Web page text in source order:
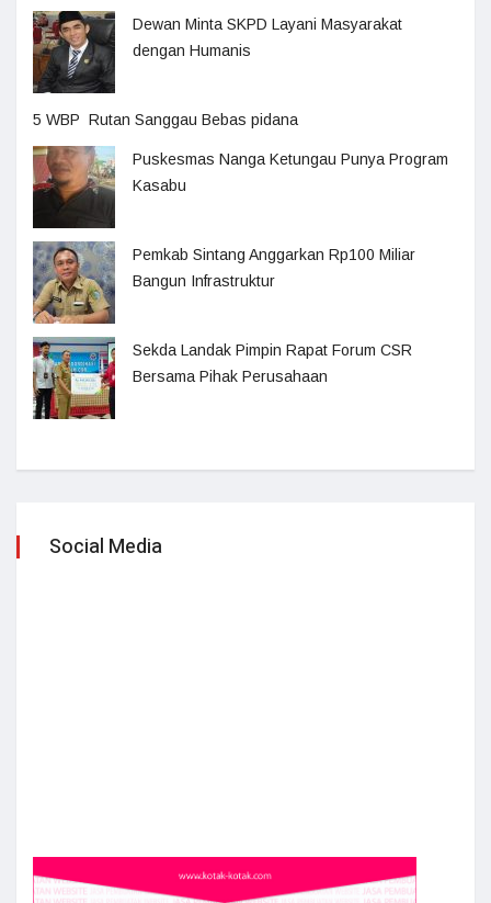
Dewan Minta SKPD Layani Masyarakat
dengan Humanis
5 WBP Rutan Sanggau Bebas pidana
Puskesmas Nanga Ketungau Punya Program
Kasabu
Pemkab Sintang Anggarkan Rp100 Miliar
Bangun Infrastruktur
Sekda Landak Pimpin Rapat Forum CSR
Bersama Pihak Perusahaan
Social Media